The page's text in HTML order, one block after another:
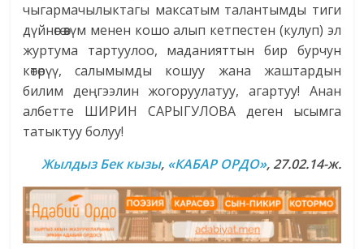
чыгармачылыктагы максатым талантымды тиги
дүйнөгө өзүм менен кошо алып кетпестен (кулуп) эл
журтума тартуулоо, маданияттын бир бурчун
көтөрүү, салымымды кошуу жана жаштардын
билим деңгээлин жогоруулатуу, агартуу! Анан
албетте ШИРИН САРЫГУЛОВА деген ысымга
татыктуу болуу!
Жылдыз Бек кызы, «КАБАР ОРДО», 27.02.14-ж.